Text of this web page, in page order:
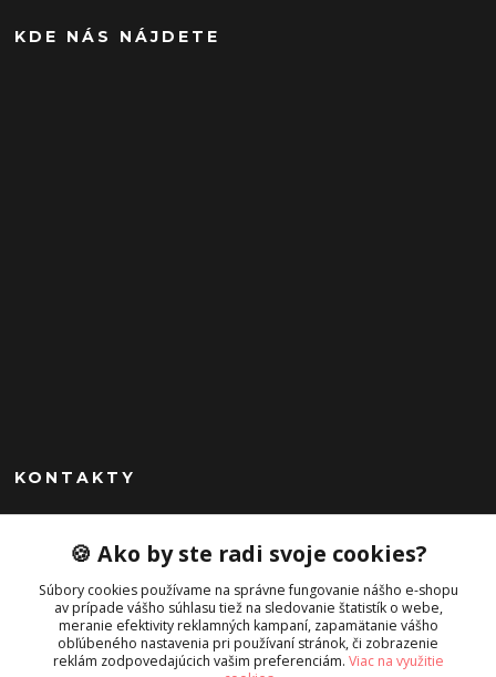
KDE NÁS NÁJDETE
KONTAKTY
Peknekabelky.sk
+421 949747302
Po-Pia 10-16
info@peknekabelky.sk
🍪 Ako by ste radi svoje cookies?
Súbory cookies používame na správne fungovanie nášho e-shopu
av prípade vášho súhlasu tiež na sledovanie štatistík o webe,
meranie efektivity reklamných kampaní, zapamätanie vášho
obľúbeného nastavenia pri používaní stránok, či zobrazenie
reklám zodpovedajúcich vašim preferenciám. Viac na využitie